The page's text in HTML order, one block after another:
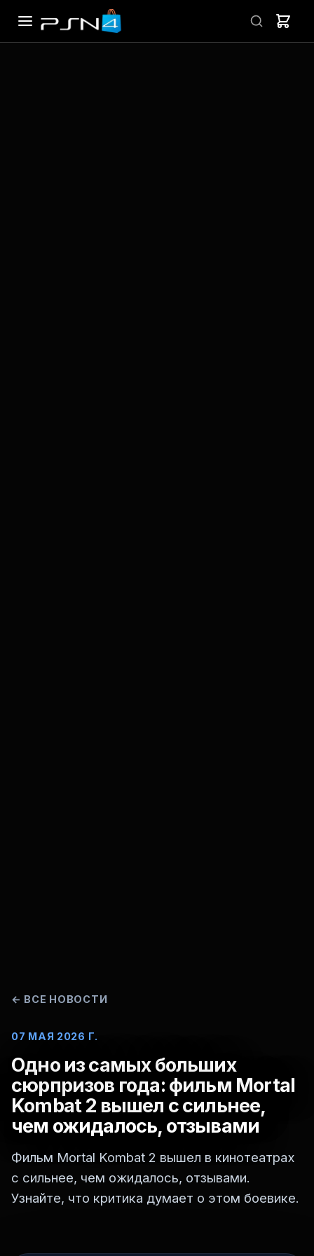
← ВСЕ НОВОСТИ
07 МАЯ 2026 Г.
Одно из самых больших
сюрпризов года: фильм Mortal
Kombat 2 вышел с сильнее,
чем ожидалось, отзывами
Фильм Mortal Kombat 2 вышел в кинотеатрах
с сильнее, чем ожидалось, отзывами.
Узнайте, что критика думает о этом боевике.